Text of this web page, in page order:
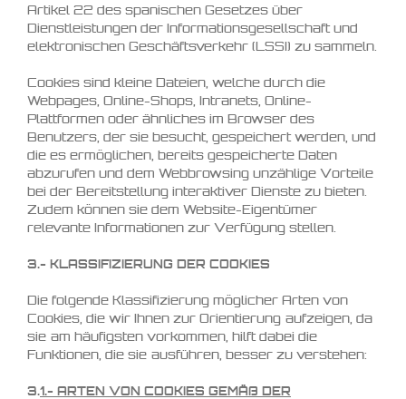
Artikel 22 des spanischen Gesetzes über
Dienstleistungen der Informationsgesellschaft und
elektronischen Geschäftsverkehr (LSSI) zu sammeln.
Cookies sind kleine Dateien, welche durch die
Webpages, Online-Shops, Intranets, Online-
Plattformen oder ähnliches im Browser des
Benutzers, der sie besucht, gespeichert werden, und
die es ermöglichen, bereits gespeicherte Daten
abzurufen und dem Webbrowsing unzählige Vorteile
bei der Bereitstellung interaktiver Dienste zu bieten.
Zudem können sie dem Website-Eigentümer
relevante Informationen zur Verfügung stellen.
3.- KLASSIFIZIERUNG DER COOKIES
Die folgende Klassifizierung möglicher Arten von
Cookies, die wir Ihnen zur Orientierung aufzeigen, da
sie am häufigsten vorkommen, hilft dabei die
Funktionen, die sie ausführen, besser zu verstehen:
3.1.- ARTEN VON COOKIES GEMÄß DER